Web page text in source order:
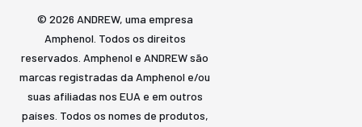
© 2026 ANDREW, uma empresa
Amphenol. Todos os direitos
reservados. Amphenol e ANDREW são
marcas registradas da Amphenol e/ou
suas afiliadas nos EUA e em outros
países. Todos os nomes de produtos,